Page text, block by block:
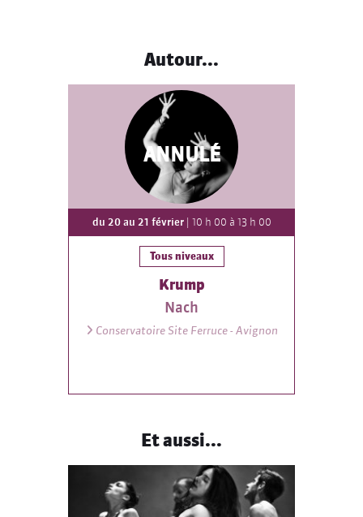
Autour...
ANNULÉ
du 20 au 21 février| 10 h 00 à 13 h 00
Tous niveaux
Krump
Nach
Conservatoire Site Ferruce - Avignon
Et aussi...